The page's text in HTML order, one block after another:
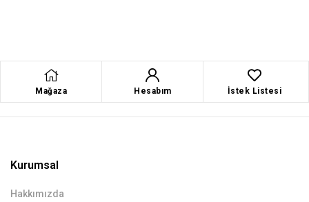
Mağaza Hesabım İstek Listesi
Kurumsal
Hakkımızda